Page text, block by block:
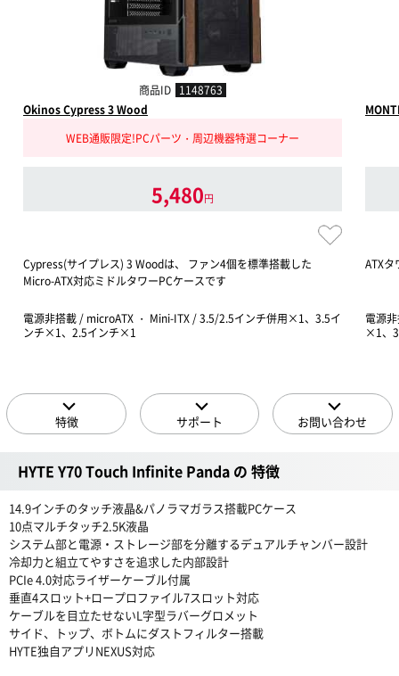
商品ID 1148763
Okinos Cypress 3 Wood
WEB通販限定!PCパーツ・周辺機器特選コーナー
5,480円
Cypress(サイプレス) 3 Woodは、 ファン4個を標準搭載した
Micro-ATX対応ミドルタワーPCケースです
電源非搭載 / microATX ・ Mini-ITX / 3.5/2.5インチ併用×1、3.5イ
ンチ×1、2.5インチ×1
ATX
電源
×1、
特徴 サポート お問い合わせ
HYTE Y70 Touch Infinite Panda の 特徴
14.9インチのタッチ液晶&パノラマガラス搭載PCケース
10点マルチタッチ2.5K液晶
システム部と電源・ストレージ部を分離するデュアルチャンバー設計
冷却力と組立てやすさを追求した内部設計
PCIe 4.0対応ライザーケーブル付属
垂直4スロット+ロープロファイル7スロット対応
ケーブルを目立たせないL字型ラバーグロメット
サイド、トップ、ボトムにダストフィルター搭載
HYTE独自アプリNEXUS対応